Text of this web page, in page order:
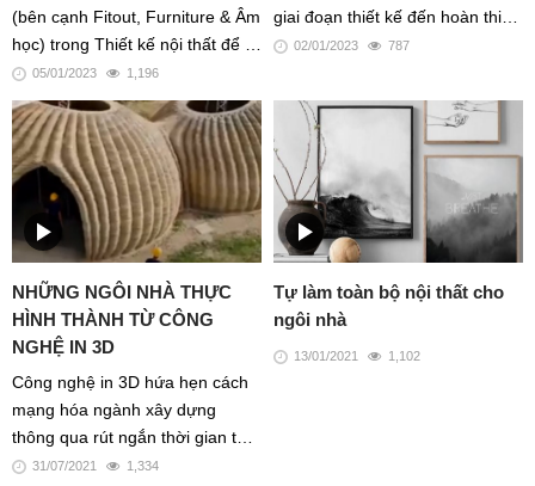
(bên cạnh Fitout, Furniture & Âm
học) trong Thiết kế nội thất để 1
văn phòng cao cấp có thể hoạt
động và vận hành ngay sau khi
bàn giao
05/01/2023 1,196
giai đoạn thiết kế đến hoàn thiện
và vận hành, công trình xanh đã
đa dạng về các mặt môi trường,
kinh tế và xã hội
02/01/2023 787
NHỮNG NGÔI NHÀ THỰC
HÌNH THÀNH TỪ CÔNG
NGHỆ IN 3D
Công nghệ in 3D hứa hẹn cách
mạng hóa ngành xây dựng
thông qua rút ngắn thời gian thi
công và tiết kiệm sức lao động.
31/07/2021 1,334
Tự làm toàn bộ nội thất cho
ngôi nhà
13/01/2021 1,102